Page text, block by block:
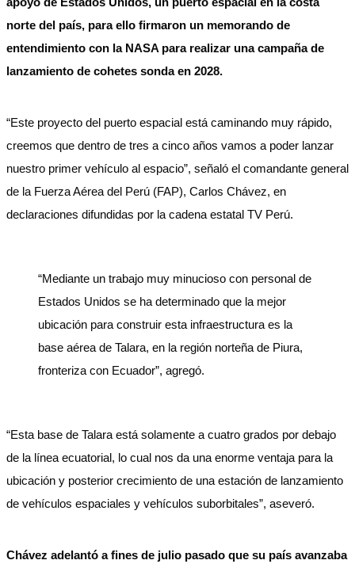
norte del país, para ello firmaron un memorando de
entendimiento con la NASA para realizar una campaña de
lanzamiento de cohetes sonda en 2028.
“Este proyecto del puerto espacial está caminando muy rápido,
creemos que dentro de tres a cinco años vamos a poder lanzar
nuestro primer vehículo al espacio”, señaló el comandante general
de la Fuerza Aérea del Perú (FAP), Carlos Chávez, en
declaraciones difundidas por la cadena estatal TV Perú.
“Mediante un trabajo muy minucioso con personal de
Estados Unidos se ha determinado que la mejor
ubicación para construir esta infraestructura es la
base aérea de Talara, en la región norteña de Piura,
fronteriza con Ecuador”, agregó.
“Esta base de Talara está solamente a cuatro grados por debajo
de la línea ecuatorial, lo cual nos da una enorme ventaja para la
ubicación y posterior crecimiento de una estación de lanzamiento
de vehículos espaciales y vehículos suborbitales”, aseveró.
Chávez adelantó a fines de julio pasado que su país avanzaba